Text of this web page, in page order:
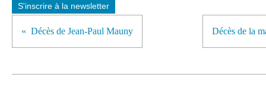
S'inscrire à la newsletter
Décès de Jean-Paul Mauny Décès de la